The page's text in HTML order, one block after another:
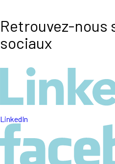
Retrouvez-nous
sociaux
LinkedIn